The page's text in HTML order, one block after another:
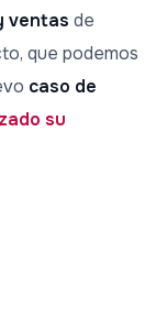
ventas de
que podemos
caso de
su